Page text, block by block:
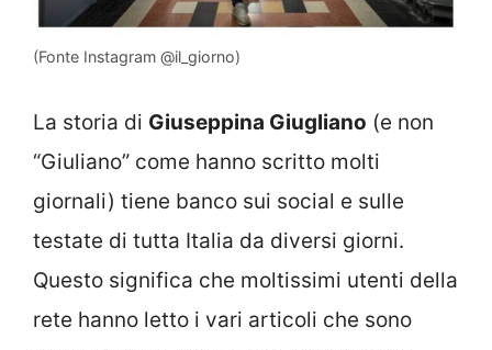
(Fonte Instagram @il_giorno)
La storia di Giuseppina Giugliano (e non
“Giuliano” come hanno scritto molti
giornali) tiene banco sui social e sulle
testate di tutta Italia da diversi giorni.
Questo significa che moltissimi utenti della
rete hanno letto i vari articoli che sono